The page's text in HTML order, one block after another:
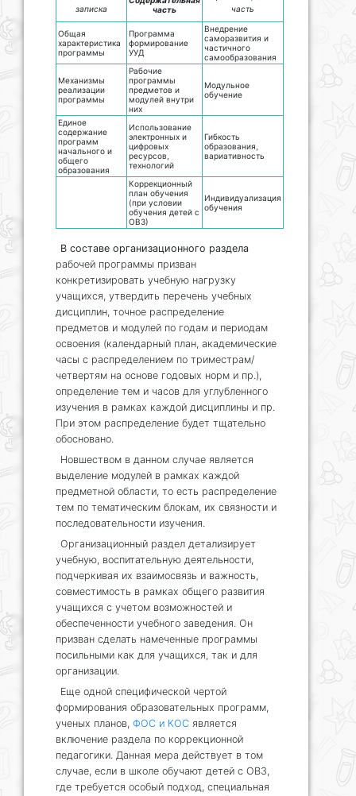
записка
часть
часть
Общая
характеристика
программы
Программа
формирование
УУД
Внедрение
саморазвития и
частичного
самообразования
Механизмы
реализации
программы
Рабочие
программы
предметов и
модулей внутри
них
Модульное
обучение
Единое
содержание
программ
начального и
общего
образования
Использование
электронных и
цифровых
ресурсов,
технологий
Гибкость
образования,
вариативность
Коррекционный
план обучения
(при условии
обучения детей с
ОВЗ)
Индивидуализация
обучения
В составе организационного раздела
рабочей программы призван
конкретизировать учебную нагрузку
учащихся, утвердить перечень учебных
дисциплин, точное распределение
предметов и модулей по годам и периодам
освоения (календарный план, академические
часы с распределением по триместрам/
четвертям на основе годовых норм и пр.),
определение тем и часов для углубленного
изучения в рамках каждой дисциплины и пр.
При этом распределение будет тщательно
обосновано.
Новшеством в данном случае является
выделение модулей в рамках каждой
предметной области, то есть распределение
тем по тематическим блокам, их связности и
последовательности изучения.
Организационный раздел детализирует
учебную, воспитательную деятельности,
подчеркивая их взаимосвязь и важность,
совместимость в рамках общего развития
учащихся с учетом возможностей и
обеспеченности учебного заведения. Он
призван сделать намеченные программы
посильными как для учащихся, так и для
организации.
Еще одной специфической чертой
формирования образовательных программ,
ученых планов, ФОС и КОС является
включение раздела по коррекционной
педагогики. Данная мера действует в том
случае, если в школе обучают детей с ОВЗ,
где требуется особый подход, специальная